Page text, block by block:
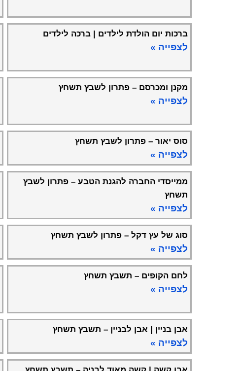
ברכות יום הולדת לילדים | ברכה לילדים
לצפייה »
מקנן ומכרסם – פתרון לשבץ תשחץ
לצפייה »
סוס יאור – פתרון לשבץ תשחץ
לצפייה »
ממייסדי החברה להגנת הטבע – פתרון לשבץ
תשחץ
לצפייה »
סוג של עץ דקל – פתרון לשבץ תשחץ
לצפייה »
לחם הקופים – תשבץ תשחץ
לצפייה »
אבן בניין | אבן לבניין – תשבץ תשחץ
לצפייה »